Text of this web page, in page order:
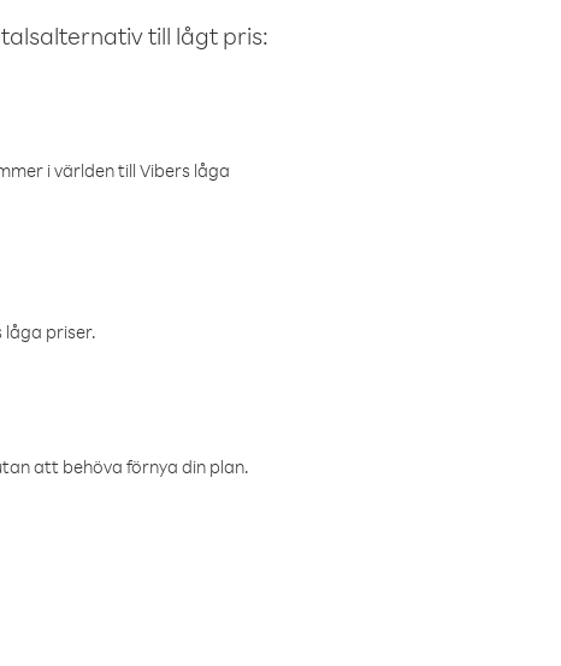
till lågt pris:
i världen till Vibers låga
priser.
att behöva förnya din plan.